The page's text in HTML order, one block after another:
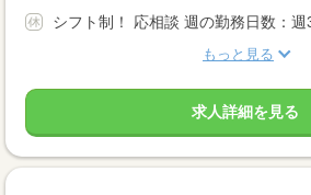
シフト制！ 応相談 週の勤務日数：週
もっと見る
求人詳細を見る